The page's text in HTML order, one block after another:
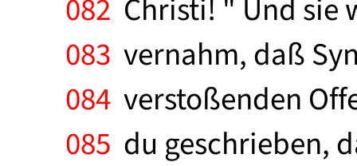
082 Christi! " Und sie
083 vernahm, daß
084 verstoßenden
085 du geschrieben,